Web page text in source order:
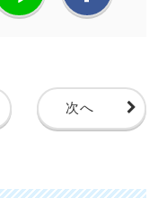
次へ